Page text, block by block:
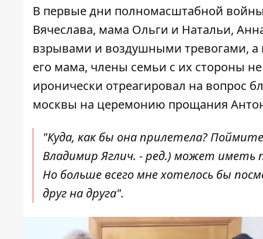
В первые дни полномасштабной
Вячеслава, мама Ольги и Натальи,
взрывами и воздушными тревогами, а
его мама, члены семьи с их стороны
иронически отреагировал на вопрос
москвы на церемонию прощания
"Куда, как бы она прилетела?
Владимир Яглич. - ред.) может иметь
Но больше всего мне хотелось бы
друг на друга".